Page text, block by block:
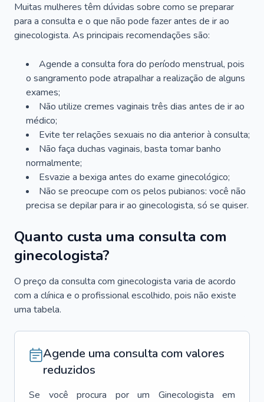
Muitas mulheres têm dúvidas sobre como se preparar
para a consulta e o que não pode fazer antes de ir ao
ginecologista. As principais recomendações são:
Agende a consulta fora do período menstrual, pois
o sangramento pode atrapalhar a realização de alguns
exames;
Não utilize cremes vaginais três dias antes de ir ao
médico;
Evite ter relações sexuais no dia anterior à consulta;
Não faça duchas vaginais, basta tomar banho
normalmente;
Esvazie a bexiga antes do exame ginecológico;
Não se preocupe com os pelos pubianos: você não
precisa se depilar para ir ao ginecologista, só se quiser.
Quanto custa uma consulta com
ginecologista?
O preço da consulta com ginecologista varia de acordo
com a clínica e o profissional escolhido, pois não existe
uma tabela.
Agende uma consulta com valores
reduzidos
Se você procura por um Ginecologista
em